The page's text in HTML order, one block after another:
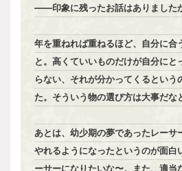
――印象に残ったお話はありました
年を重ねれば重ねるほど、自分に合
と。高くていいものだけが自分にと
らない、それが分かってくるという
た。そういう物の選び方は大事だな
あとは、幼少期の夢であったレーサ
やれるようになったというのが面白
ーサーになりたいな〜。また、適当